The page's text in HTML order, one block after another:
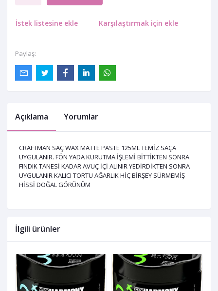
İstek listesine ekle Karşılaştırmak için ekle
Paylaş:
Açıklama Yorumlar
CRAFTMAN SAÇ WAX MATTE PASTE 125ML TEMİZ SAÇA
UYGULANIR. FÖN YADA KURUTMA İŞLEMİ BİTTİKTEN SONRA
FINDIK TANESİ KADAR AVUÇ İÇİ ALINIR YEDİRDİKTEN SONRA
UYGULANIR KALICI TORTU AĞARLIK HİÇ BİRŞEY SÜRMEMİŞ
HİSSİ DOĞAL GÖRÜNÜM
İlgili ürünler